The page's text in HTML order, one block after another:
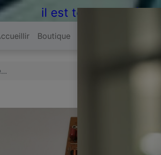
il est temps de
Boutique